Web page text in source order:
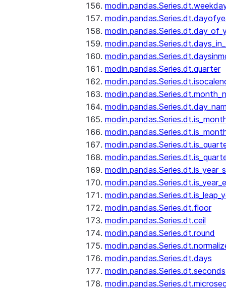
modin.pandas.Series.dt.quarter
modin.pandas.Series.dt.floor
modin.pandas.Series.dt.ceil
modin.pandas.Series.dt.round
modin.pandas.Series.dt.days
modin.pandas.Series.dt.seconds